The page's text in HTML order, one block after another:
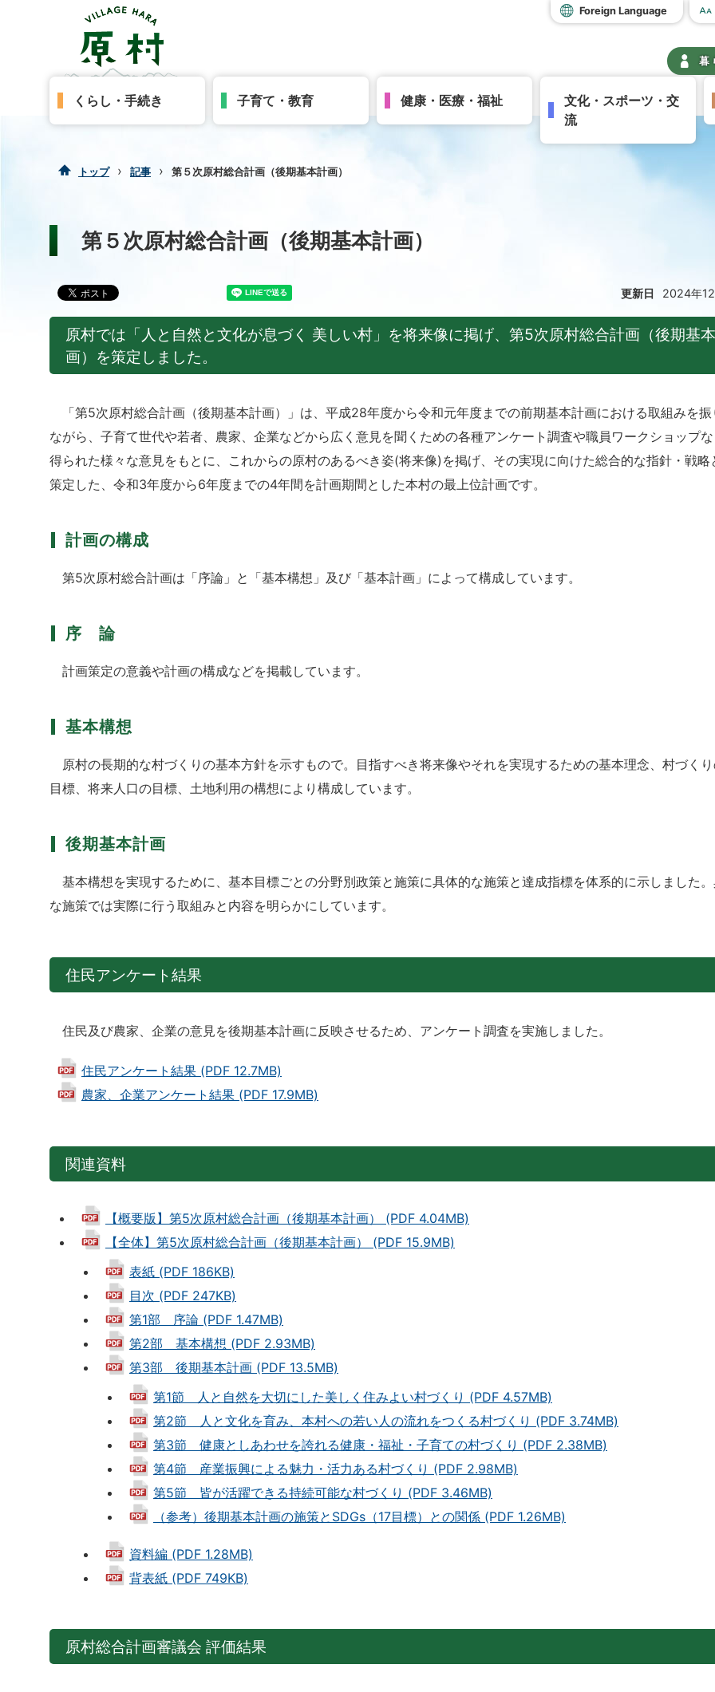
Foreign Language
暮
くらし・手続き 子育て・教育 健康・医療・福祉
文化・スポーツ・交
流
トップ › 記事 › 第５次原村総合計画（後期基本計画）
第５次原村総合計画（後期基本計画）
更新日 2024年
原村では「人と自然と文化が息づく 美しい村」を将来像に掲げ、第5次原村総合計画（後期基
画）を策定しました。
「第5次原村総合計画（後期基本計画）」は、平成28年度から令和元年度までの前期基本計画における取組みを振
ながら、子育て世代や若者、農家、企業などから広く意見を聞くための各種アンケート調査や職員ワークショップ
得られた様々な意見をもとに、これからの原村のあるべき姿(将来像)を掲げ、その実現に向けた総合的な指針・戦略
策定した、令和3年度から6年度までの4年間を計画期間とした本村の最上位計画です。
計画の構成
第5次原村総合計画は「序論」と「基本構想」及び「基本計画」によって構成しています。
序 論
計画策定の意義や計画の構成などを掲載しています。
基本構想
原村の長期的な村づくりの基本方針を示すもので。目指すべき将来像やそれを実現するための基本理念、村づく
目標、将来人口の目標、土地利用の構想により構成しています。
後期基本計画
基本構想を実現するために、基本目標ごとの分野別政策と施策に具体的な施策と達成指標を体系的に示しました
な施策では実際に行う取組みと内容を明らかにしています。
住民アンケート結果
住民及び農家、企業の意見を後期基本計画に反映させるため、アンケート調査を実施しました。
住民アンケート結果 (PDF 12.7MB)
農家、企業アンケート結果 (PDF 17.9MB)
関連資料
【概要版】第5次原村総合計画（後期基本計画） (PDF 4.04MB)
【全体】第5次原村総合計画（後期基本計画） (PDF 15.9MB)
表紙 (PDF 186KB)
目次 (PDF 247KB)
第1部 序論 (PDF 1.47MB)
第2部 基本構想 (PDF 2.93MB)
第3部 後期基本計画 (PDF 13.5MB)
第1節 人と自然を大切にした美しく住みよい村づくり (PDF 4.57MB)
第2節 人と文化を育み、本村への若い人の流れをつくる村づくり (PDF 3.74MB)
第3節 健康としあわせを誇れる健康・福祉・子育ての村づくり (PDF 2.38MB)
第4節 産業振興による魅力・活力ある村づくり (PDF 2.98MB)
第5節 皆が活躍できる持続可能な村づくり (PDF 3.46MB)
（参考）後期基本計画の施策とSDGs（17目標）との関係 (PDF 1.26MB)
資料編 (PDF 1.28MB)
背表紙 (PDF 749KB)
原村総合計画審議会 評価結果